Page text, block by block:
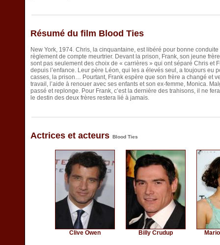
Résumé du film Blood Ties
New York, 1974. Chris, la cinquantaine, est libéré pour bonne
règlement de compte meurtrier. Devant la prison, Frank, son jeune
sont pas seulement des choix de « carrières » qui ont séparé Chris et
depuis l’enfance. Leur père Léon, qui les a élevés seul, a toujours eu
casses, la prison… Pourtant, Frank espère que son frère a changé et
travail, l’aide à renouer avec ses enfants et son ex-femme, Monica.
passé et replonge. Pour Frank, c’est la dernière des trahisons, il ne
le destin des deux frères restera lié à jamais.
Actrices et acteurs Blood Ties
Clive Owen Billy Crudup